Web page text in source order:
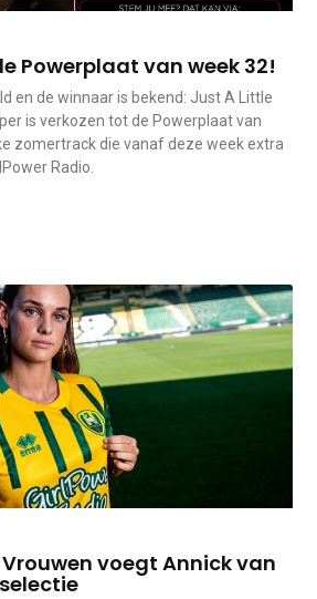
Powerplaat van week 32!
en de winnaar is bekend: Just A Little
is verkozen tot de Powerplaat van
zomertrack die vanaf deze week extra
Radio.
Vrouwen voegt Annick van